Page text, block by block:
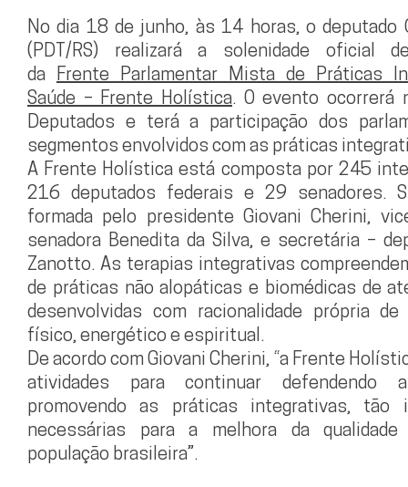
No dia 18 de junho, às 14 horas, o deputado
(PDT/RS) realizará a solenidade oficial
da Frente Parlamentar Mista de Práticas
Saúde – Frente Holística. O evento ocorrerá
Deputados e terá a participação dos
segmentos envolvidos com as práticas
A Frente Holística está composta por 245
216 deputados federais e 29 senadores.
formada pelo presidente Giovani Cherini,
senadora Benedita da Silva, e secretária –
Zanotto. As terapias integrativas
de práticas não alopáticas e biomédicas de
desenvolvidas com racionalidade própria
físico, energético e espiritual.
De acordo com Giovani Cherini, “a Frente
atividades para continuar defendendo
promovendo as práticas integrativas, tão
necessárias para a melhora da
população brasileira”.